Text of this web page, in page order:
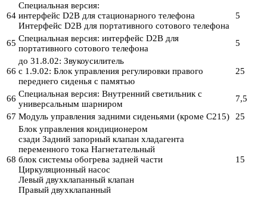
64
Специальная версия:
интерфейс D2B для стационарного телефона
Интерфейс D2B для портативного сотового телефона
5
65 Специальная версия: интерфейс D2B для
портативного сотового телефона
5
66
до 31.8.02: Звукоусилитель
с 1.9.02: Блок управления регулировки правого
переднего сиденья с памятью
25
66 Специальная версия: Внутренний светильник с
универсальным шарниром
7,5
67 Модуль управления задними сиденьями (кроме C215) 25
68
Блок управления кондиционером
сзади Задний запорный клапан хладагента
переменного тока Нагнетательный
блок системы обогрева задней части
Циркуляционный насос
Левый двухклапанный клапан
Правый двухклапанный
15